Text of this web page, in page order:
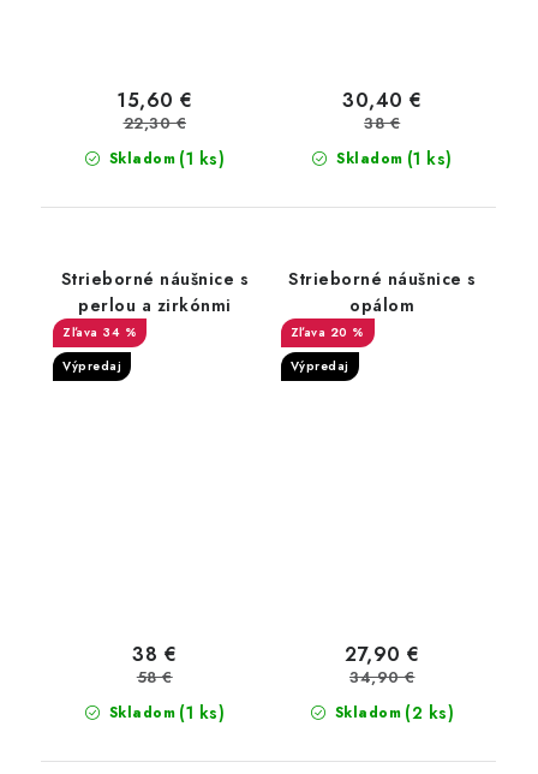
Skladom (1 ks)
15,60 €
22,30 €
Skladom (1 ks)
30,40 €
38 €
Strieborné náušnice s
perlou a zirkónmi
34 %
Výpredaj
Skladom (1 ks)
38 €
58 €
Strieborné náušnice s
opálom
20 %
Výpredaj
Skladom (2 ks)
27,90 €
34,90 €